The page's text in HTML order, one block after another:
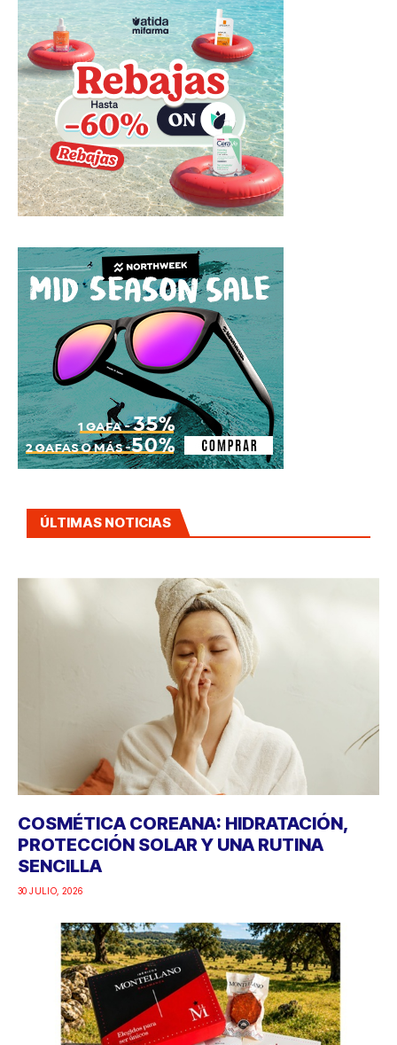
ÚLTIMAS NOTICIAS
COSMÉTICA COREANA: HIDRATACIÓN,
PROTECCIÓN SOLAR Y UNA RUTINA
SENCILLA
30 JULIO, 2026